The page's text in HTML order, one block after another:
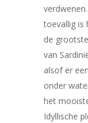
toevallig is
de
van
alsof er
onder
het
Idyllische